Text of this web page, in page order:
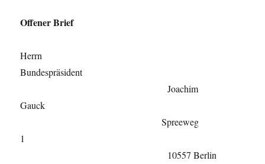
Offener Brief
Herrn
Bundespräsident
Joachim
Gauck
Spreeweg
1
10557 Berlin